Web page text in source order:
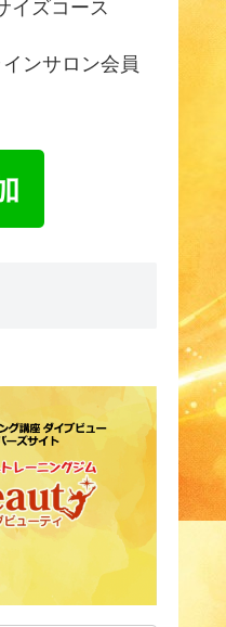
イズコース
ンサロン会員